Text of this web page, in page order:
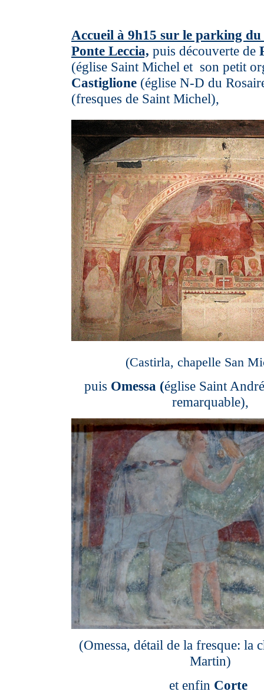
Accueil à 9h15 sur le parking du
Ponte Leccia, puis découverte de
(église Saint Michel et son petit
Castiglione (église N-D du
(fresques de Saint Michel),
(Castirla, chapelle San
puis Omessa (église Saint
remarquable),
(Omessa, détail de la fresque: la
Martin)
et enfin Corte